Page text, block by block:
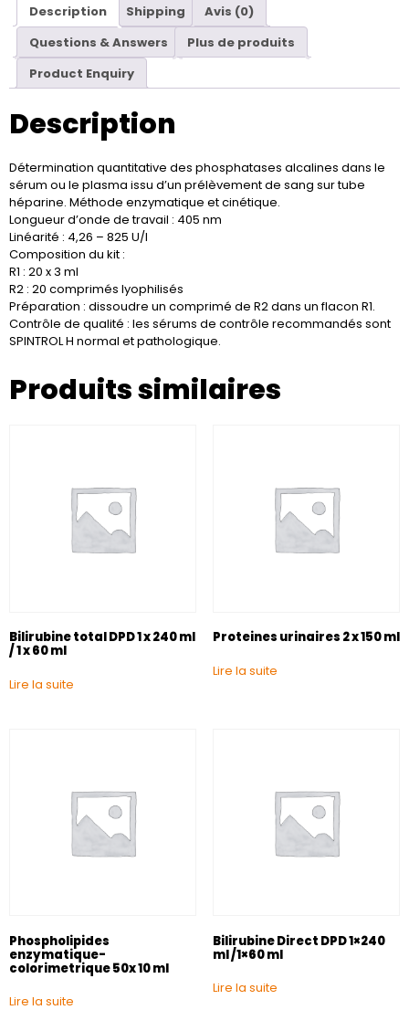
Description Shipping
Avis (0)
Questions & Answers
Plus de produits
Product Enquiry
Description
Détermination quantitative des phosphatases alcalines dans le
sérum ou le plasma issu d’un prélèvement de sang sur tube
héparine. Méthode enzymatique et cinétique.
Longueur d’onde de travail : 405 nm
Linéarité : 4,26 – 825 U/l
Composition du kit :
R1 : 20 x 3 ml
R2 : 20 comprimés lyophilisés
Préparation : dissoudre un comprimé de R2 dans un flacon R1.
Contrôle de qualité : les sérums de contrôle recommandés sont
SPINTROL H normal et pathologique.
Produits similaires
Bilirubine total DPD 1 x 240 ml
/ 1 x 60 ml
Lire la suite
Proteines urinaires 2 x 150 ml
Lire la suite
Phospholipides
enzymatique-
colorimetrique 50x 10 ml
Lire la suite
Bilirubine Direct DPD 1×240
ml /1×60 ml
Lire la suite